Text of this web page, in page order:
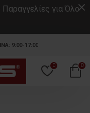
για Όλο
9:00-17:00
0 0